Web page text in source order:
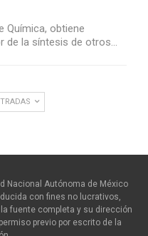
Química, obtiene
de la síntesis de otros…
Nacional Autónoma de México
con fines no lucrativos,
fuente completa y su dirección
previo por escrito de la